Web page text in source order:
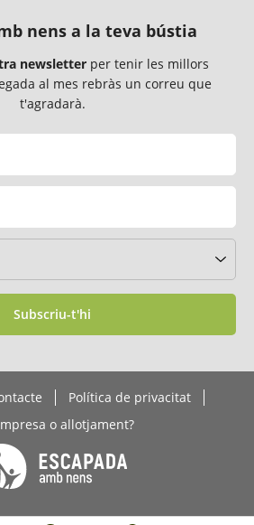
nens a la teva bústia
newsletter per tenir les millors
al mes rebràs un correu que
t'agradarà.
Subscriu-t'hi
Política de privacitat
o allotjament?